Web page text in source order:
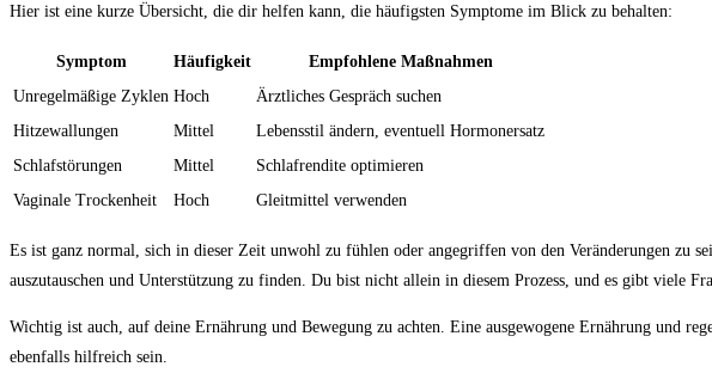
Hier ist eine kurze Übersicht, die dir helfen⁤ kann, die häufigsten ‌Symptome‍ im Blick zu behalten:
Symptom Häufigkeit
Empfohlene Maßnahmen
Unregelmäßige Zyklen Hoch
Ärztliches Gespräch suchen
Hitzewallungen
Mittel
Lebensstil‌ ändern, eventuell Hormonersatz
Schlafstörungen
Mittel
Schlafrendite optimieren
Vaginale⁣ Trockenheit
Hoch Gleitmittel verwenden
Es ist ganz normal, sich in dieser Zeit unwohl zu fühlen oder angegriffen‍ von⁣ den Veränderungen
⁣auszutauschen und Unterstützung zu finden. Du bist nicht ‌allein ⁤in ⁤diesem Prozess, und es gibt viele⁢
Wichtig ist auch,⁣ auf‍ deine Ernährung‌ und Bewegung zu achten.⁢ Eine ‌ausgewogene Ernährung und
ebenfalls ‌hilfreich sein.